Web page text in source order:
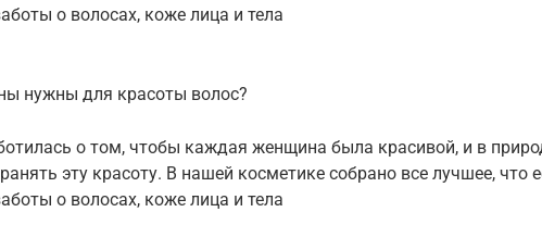
о волосах, коже лица и тела
нужны для красоты волос?
о том, чтобы каждая женщина была красивой, и в
эту красоту. В нашей косметике собрано все лучшее, что
о волосах, коже лица и тела